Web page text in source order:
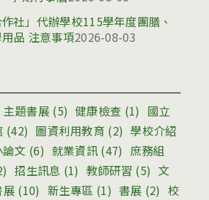
作社」代辦學校115學年度團膳、
品 注意事項2026-08-03
主題書展(5) 健康檢查 (1) 國立
(42) 圖資利用教育 (2) 學校介紹
論文 (6) 就業資訊 (47) 庶務組
招生訊息 (1) 教師研習 (5) 文
展 (10) 新生專區 (1) 書展 (2) 校